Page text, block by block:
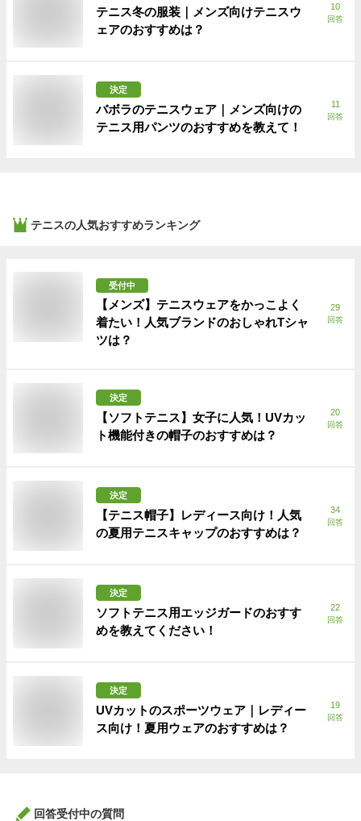
テニス冬の服装｜メンズ向けテニスウ
ェアのおすすめは？
10
回答
決定
バボラのテニスウェア｜メンズ向けの
テニス用パンツのおすすめを教えて！
11
回答
テニスの人気おすすめランキング
受付中
【メンズ】テニスウェアをかっこよく
着たい！人気ブランドのおしゃれTシャ
ツは？
29
回答
決定
【ソフトテニス】女子に人気！UVカッ
ト機能付きの帽子のおすすめは？
20
回答
決定
【テニス帽子】レディース向け！人気
の夏用テニスキャップのおすすめは？
34
回答
決定
ソフトテニス用エッジガードのおすす
めを教えてください！
22
回答
決定
UVカットのスポーツウェア｜レディー
ス向け！夏用ウェアのおすすめは？
19
回答
回答受付中の質問